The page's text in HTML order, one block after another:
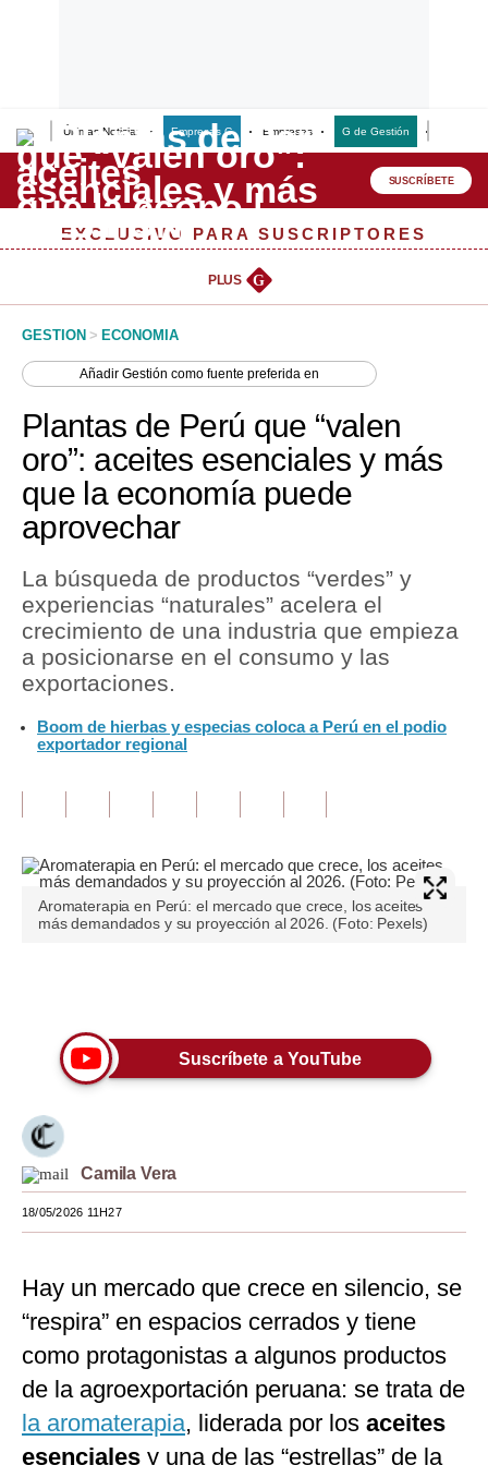
Últimas Noticias Empresas G Empresas G de Gestión
Lo último
Peru Quiosco
Management & Empleo
Perú
Política
Tu Dinero
Finanzas Personales
Inmobiliarias
Plus G
Editorial
Pregunta de hoy
Tendencias
Lujo
Estilos
EEUU
México
Tecnología
Club del Suscriptor
Mix
G de Gestión
SUSCRÍBETE
EXCLUSIVO PARA SUSCRIPTORES
PLUS G
GESTION > ECONOMIA
AñadirGestión como fuente preferida en
Plantas de Perú que “valen
oro”: aceites esenciales y más
que la economía puede
aprovechar
La búsqueda de productos “verdes” y
experiencias “naturales” acelera el
crecimiento de una industria que empieza
a posicionarse en el consumo y las
exportaciones.
Boom de hierbas y especias coloca a Perú en el podio
exportador regional
Aromaterapia en Perú: el mercado que crece, los aceites
más demandados y su proyección al 2026. (Foto: Pexels)
Suscríbete a YouTube
Camila Vera
18/05/2026 11H27
Hay un mercado que crece en silencio, se
“respira” en espacios cerrados y tiene
como protagonistas a algunos productos
de la agroexportación peruana: se trata de
la aromaterapia, liderada por los aceites
esenciales y una de las “estrellas” de la